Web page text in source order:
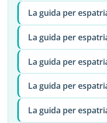
La guida per
La guida per
La guida per
La guida per
La guida per